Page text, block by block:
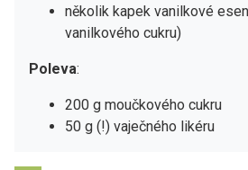
několik kapek vanilkové
vanilkového cukru)
Poleva:
200 g moučkového cukru
50 g (!) vaječného likéru